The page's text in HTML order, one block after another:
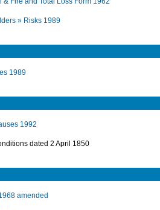
» Risks 1989
1989
1992
dated 2 April 1850
amended